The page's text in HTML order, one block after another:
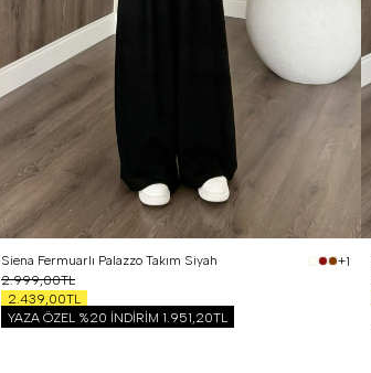
1 Beden (36-38) 2 Beden (40-42)
Siena Fermuarlı Palazzo Takım Siyah
+1
2.999,00TL
2.439,00TL
YAZA ÖZEL %20 İNDİRİM 1.951,20TL